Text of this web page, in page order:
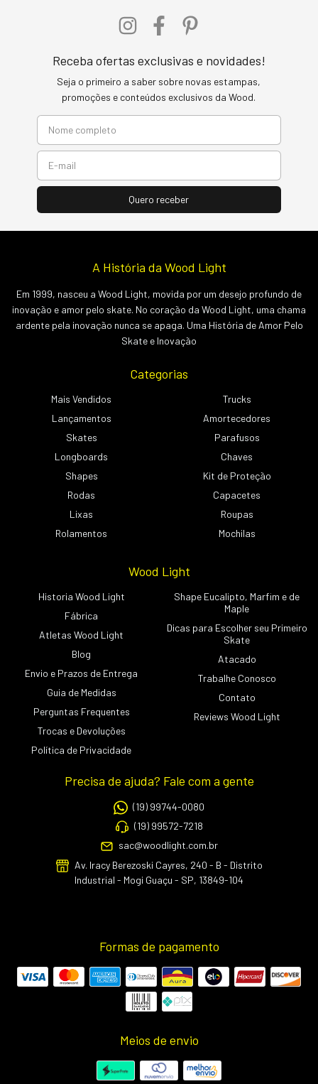
Receba ofertas exclusivas e novidades!
Seja o primeiro a saber sobre novas estampas,
promoções e conteúdos exclusivos da Wood.
A História da Wood Light
Em 1999, nasceu a Wood Light, movida por um desejo profundo de
inovação e amor pelo skate. No coração da Wood Light, uma chama
ardente pela inovação nunca se apaga. Uma História de Amor Pelo
Skate e Inovação
Categorias
Mais Vendidos
Lançamentos
Skates
Longboards
Shapes
Rodas
Lixas
Rolamentos
Trucks
Amortecedores
Parafusos
Chaves
Kit de Proteção
Capacetes
Roupas
Mochilas
Wood Light
Historia Wood Light
Fábrica
Atletas Wood Light
Blog
Envio e Prazos de Entrega
Guia de Medidas
Perguntas Frequentes
Trocas e Devoluções
Política de Privacidade
Shape Eucalipto, Marfim e de
Maple
Dicas para Escolher seu Primeiro
Skate
Atacado
Trabalhe Conosco
Contato
Reviews Wood Light
Precisa de ajuda? Fale com a gente
(19) 99744-0080
(19) 99572-7218
sac@woodlight.com.br
Av. Iracy Berezoski Cayres, 240 - B - Distrito
Industrial - Mogi Guaçu - SP, 13849-104
Formas de pagamento
Meios de envio